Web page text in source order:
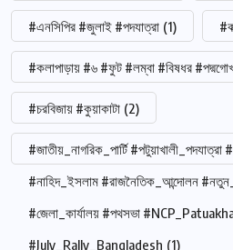
#এনসিপির #জুলাই #পদযাত্রা (1)
#কলাপাড়ায় #৬ #ফুট #লম্বা #বিষধর
#চরবিজায় #কুয়াকাটা (2)
#জাতীয়_নাগরিক_পার্টি
#নাহিদ_ইসলাম #রাজনৈতিক_আন্দোলন
#জেলা_কার্যালয় #পথসভা
#July_Rally_Bangladesh (1)